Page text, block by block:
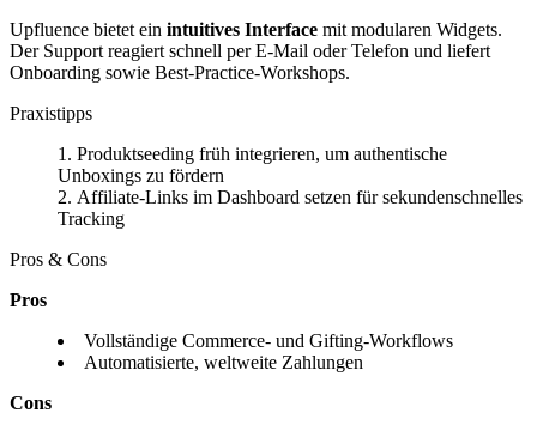
Upfluence bietet ein intuitives Interface mit modularen Widgets.
Der Support reagiert schnell per E-Mail oder Telefon und liefert
Onboarding sowie Best-Practice-Workshops.
Praxistipps
Produktseeding früh integrieren, um authentische
Unboxings zu fördern
Affiliate-Links im Dashboard setzen für sekundenschnelles
Tracking
Pros & Cons
Pros
Vollständige Commerce- und Gifting-Workflows
Automatisierte, weltweite Zahlungen
Cons